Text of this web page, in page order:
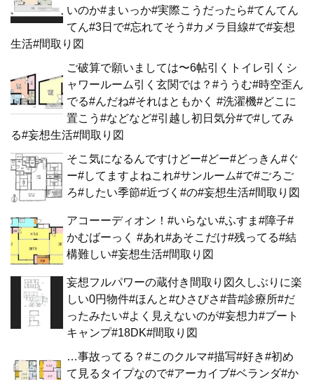
いのか#まいっか#実際こうだったら#てんてん
てん#3日で#忘れてそう#カメラ目線#で#妄想
生活#間取り図
ご破算で願いましては〜6帖引くトイレ引くシ
ャワールーム引く玄関では？#ううむ#時空歪ん
でる#んだね#それはともかく #洗濯機#どこに
置こう#などなど#引越し初日気分#で#してみ
る#妄想生活#間取り図
そこ気になるんですけどー#どー#どっきん#ぐ
ー#してますよねこれ#サンルーム#で#ごろご
ろ#したい季節#近づく#の#妄想生活#間取り図
アコーーディオン！#いらない#ふすま#障子#
かむばーっく #あれ#あそこだけ#残ってる#結
構難しい#妄想生活#間取り図
妄想フルパワーの蔵付き間取り図久しぶりに楽
しい0円物件#ほんと#ひさびさ#昔#診療所#だ
ったみたい#よく見えないのが#妄想力#ブート
キャンプ#18DK#間取り図
…事故ってる？#このクルマ#描写#好き#初め
て見るタイプなので#アーカイブ#ベランダ#か